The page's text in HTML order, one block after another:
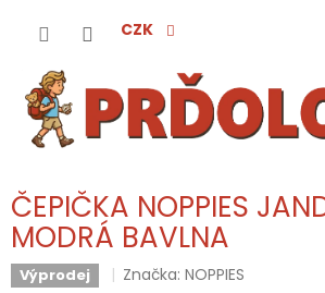
CZK
ČEPIČKA NOPPIES
MODRÁ BAVLNA
Výprodej Značka:NOPPIES